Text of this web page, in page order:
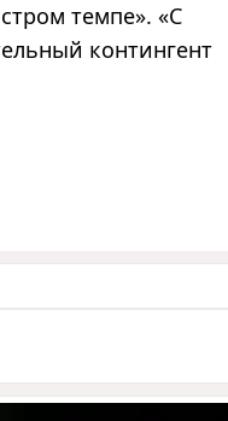
темпе». «С
контингент